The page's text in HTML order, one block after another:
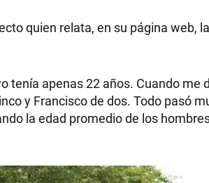
quien relata, en su página web,
tenía apenas 22 años. Cuando
y Francisco de dos. Todo pasó
la edad promedio de los